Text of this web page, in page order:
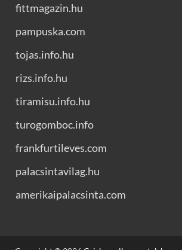
fittmagazin.hu
pampuska.com
tojas.info.hu
rizs.info.hu
tiramisu.info.hu
turogomboc.info
frankfurtileves.com
palacsintavilag.hu
amerikaipalacsinta.com